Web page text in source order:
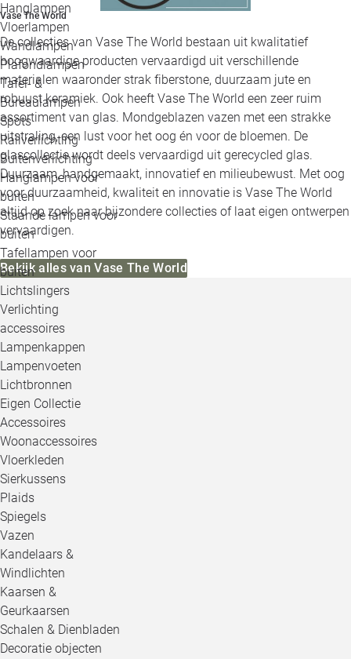
Hanglampen
Vloerlampen
Wandlampen
Plafondlampen
Tafel- &
Bureaulampen
Spots
Railverlichting
Buitenverlichting
Hanglampen voor
buiten
Staande lampen voor
buiten
Tafellampen voor
buiten
Lichtslingers
Verlichting
accessoires
Lampenkappen
Lampenvoeten
Lichtbronnen
Eigen Collectie
Accessoires
Woonaccessoires
Vloerkleden
Sierkussens
Plaids
Spiegels
Vazen
Kandelaars &
Windlichten
Kaarsen &
Geurkaarsen
Schalen & Dienbladen
Decoratie objecten
Vase The World
De collecties van Vase The World bestaan uit kwalitatief
hoogwaardige producten vervaardigd uit verschillende
materialen waaronder strak fiberstone, duurzaam jute en
robuust keramiek. Ook heeft Vase The World een zeer ruim
assortiment van glas. Mondgeblazen vazen met een strakke
uitstraling, een lust voor het oog én voor de bloemen. De
glascollectie wordt deels vervaardigd uit gerecycled glas.
Duurzaam, handgemaakt, innovatief en milieubewust. Met oog
voor duurzaamheid, kwaliteit en innovatie is Vase The World
altijd op zoek naar bijzondere collecties of laat eigen ontwerpen
vervaardigen.
Bekijk alles van Vase The World